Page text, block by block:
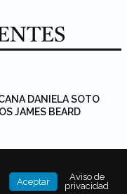
DANIELA SOTO
JAMES BEARD
2 Aceptar
Aviso de
privacidad